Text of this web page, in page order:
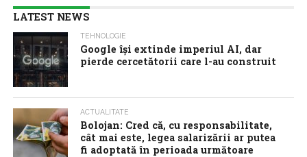
LATEST NEWS
TEHNOLOGIE
Google îşi extinde imperiul AI, dar
pierde cercetătorii care l-au construit
ACTUALITATE
Bolojan: Cred că, cu responsabilitate,
cât mai este, legea salarizării ar putea
fi adoptată în perioada următoare